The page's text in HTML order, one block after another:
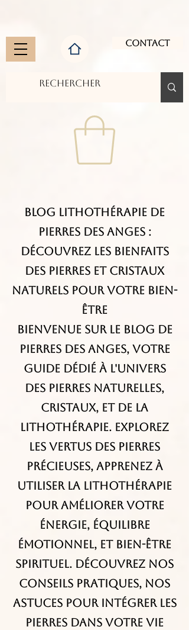
Contact
Blog Lithothérapie de
Pierres des Anges :
Découvrez les Bienfaits
des Pierres et Cristaux
Naturels pour Votre Bien-
être
Bienvenue sur le blog de
Pierres des Anges, votre
guide dédié à l'univers
des pierres naturelles,
cristaux, et de la
lithothérapie. Explorez
les vertus des pierres
précieuses, apprenez à
utiliser la lithothérapie
pour améliorer votre
énergie, équilibre
émotionnel, et bien-être
spirituel. Découvrez nos
conseils pratiques, nos
astuces pour intégrer les
pierres dans votre vie